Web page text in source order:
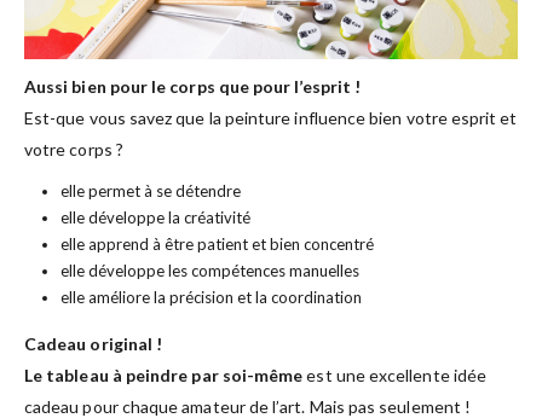
Aussi bien pour le corps que pour l’esprit !
Est-que vous savez que la peinture influence bien votre esprit et
votre corps ?
elle permet à se détendre
elle développe la créativité
elle apprend à être patient et bien concentré
elle développe les compétences manuelles
elle améliore la précision et la coordination
Cadeau original !
Le tableau à peindre par soi-mêmeest une excellente idée
cadeau pour chaque amateur de l’art. Mais pas seulement !